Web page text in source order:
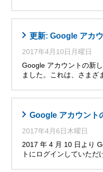
更新: Google アカ
2017年4月10日月曜日
Google アカウントの新
ました。これは、さまざ
Google アカウント
2017年4月6日木曜日
2017 年 4 月 10 日より
トにログインしていた